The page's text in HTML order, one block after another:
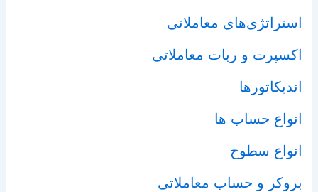
استراتژی‌های معاملاتی
اکسپرت و ربات معاملاتی
اندیکاتورها
انواع حساب ها
انواع سطوح
بروکر و حساب معاملاتی